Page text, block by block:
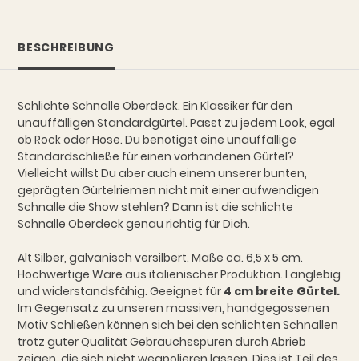
BESCHREIBUNG
Schlichte Schnalle Oberdeck. Ein Klassiker für den
unauffälligen Standardgürtel. Passt zu jedem Look, egal
ob Rock oder Hose. Du benötigst eine unauffällige
Standardschließe für einen vorhandenen Gürtel?
Vielleicht willst Du aber auch einem unserer bunten,
geprägten Gürtelriemen nicht mit einer aufwendigen
Schnalle die Show stehlen? Dann ist die schlichte
Schnalle Oberdeck genau richtig für Dich.
Alt Silber, galvanisch versilbert. Maße ca. 6,5 x 5 cm.
Hochwertige Ware aus italienischer Produktion. Langlebig
und widerstandsfähig. Geeignet für 4 cm breite Gürtel.
Im Gegensatz zu unseren massiven, handgegossenen
Motiv Schließen können sich bei den schlichten Schnallen
trotz guter Qualität Gebrauchsspuren durch Abrieb